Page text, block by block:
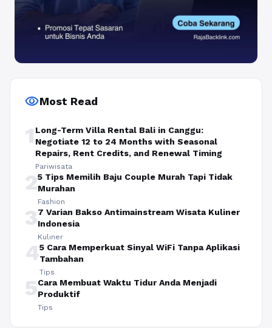
visibilityMost Read
1 Long-Term Villa Rental Bali in Canggu:
Negotiate 12 to 24 Months with Seasonal
Repairs, Rent Credits, and Renewal Timing
Pariwisata
25 Tips Memilih Baju Couple Murah Tapi Tidak
Murahan
Fashion
37 Varian Bakso Antimainstream Wisata Kuliner
Indonesia
Kuliner
45 Cara Memperkuat Sinyal WiFi Tanpa Aplikasi
Tambahan
Tips
5Cara Membuat Waktu Tidur Anda Menjadi
Produktif
Tips